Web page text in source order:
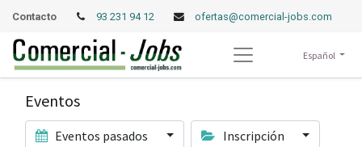
Contacto 93 231 94 12 ofertas@comercial-jobs.com
Español
Eventos
Eventos pasados Inscripción